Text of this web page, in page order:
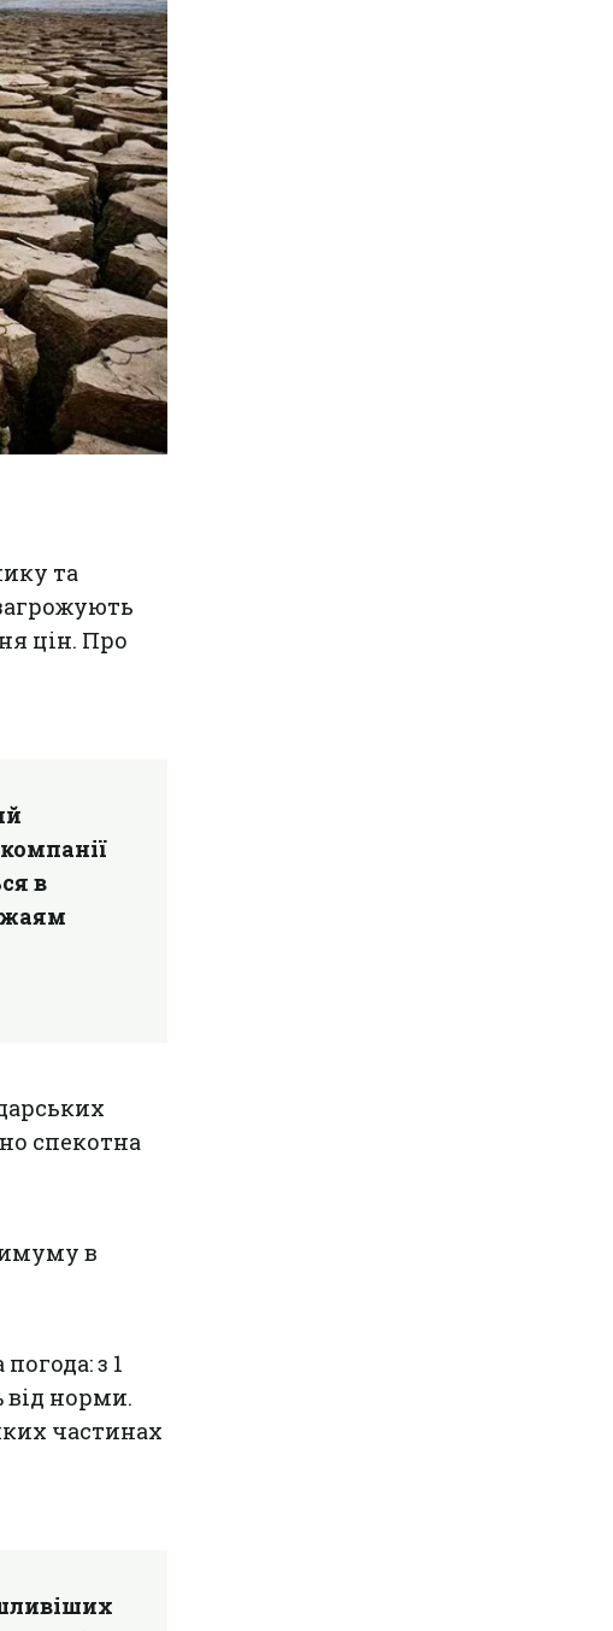
та
цін. Про
в
спекотна
в
з 1
від норми.
частинах